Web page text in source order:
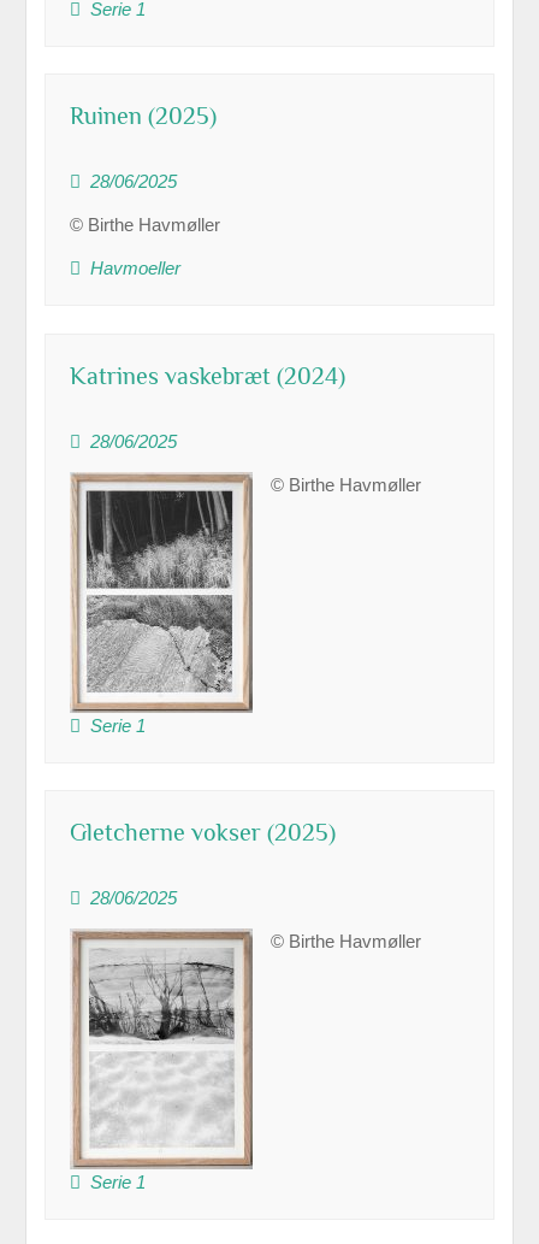
Serie 1
Ruinen (2025)
28/06/2025
© Birthe Havmøller
Havmoeller
Katrines vaskebræt (2024)
28/06/2025
© Birthe Havmøller
Serie 1
Gletcherne vokser (2025)
28/06/2025
© Birthe Havmøller
Serie 1